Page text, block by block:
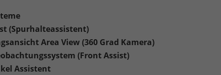
(Spurhalteassistent)
Area View (360 Grad Kamera)
(Front Assist)
Assistent